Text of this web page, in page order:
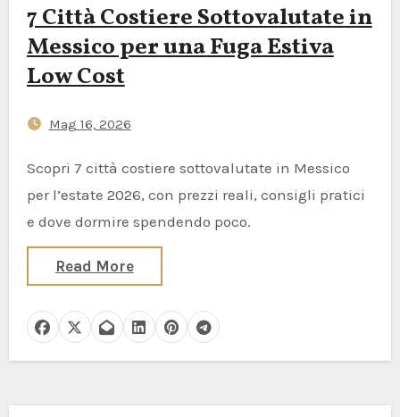
7 Città Costiere Sottovalutate in
Messico per una Fuga Estiva
Low Cost
Mag 16, 2026
Scopri 7 città costiere sottovalutate in Messico
per l’estate 2026, con prezzi reali, consigli pratici
e dove dormire spendendo poco.
Read More